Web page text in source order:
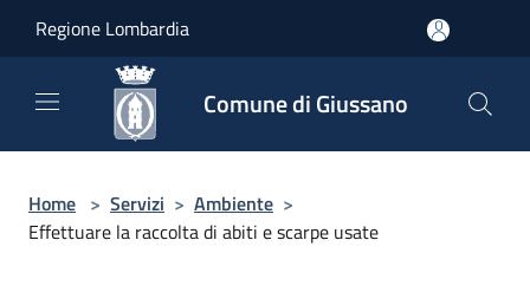
Regione Lombardia
Comune di Giussano
Home > Servizi > Ambiente >
Effettuare la raccolta di abiti e scarpe usate